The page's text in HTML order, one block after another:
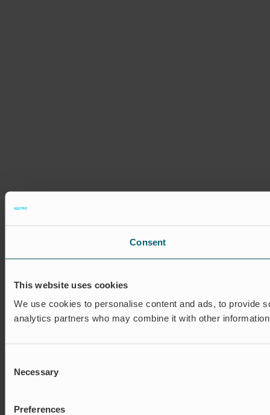
Consent
This website uses cookies
We use cookies to personalise content and ads, to provide
analytics partners who may combine it with other
Selection
Necessary
Preferences